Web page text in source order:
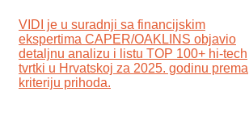
VIDI je u suradnji sa financijskim
ekspertima CAPER/OAKLINS objavio
detaljnu analizu i listu TOP 100+ hi-tech
tvrtki u Hrvatskoj za 2025. godinu prema
kriteriju prihoda.